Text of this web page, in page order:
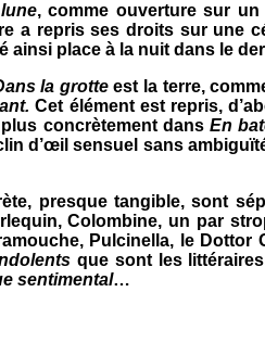
, comme ouverture sur
a repris ses droits sur une
place à la nuit dans le
la grotteest la terre,
Cet élément est repris,
concrètement dansEn
d’œil sensuel sans
presque tangible, sont
Colombine, un par
Pulcinella, le Dottor
que sont les
sentimental…